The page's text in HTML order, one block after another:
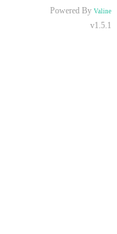
Powered By Valine
v1.5.1